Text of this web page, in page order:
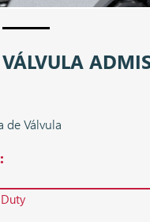
de Válvula